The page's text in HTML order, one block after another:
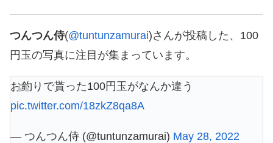
つんつん侍(@tuntunzamurai)さんが投稿した、100
円玉の写真に注目が集まっています。
お釣りで貰った100円玉がなんか違う
pic.twitter.com/18zkZ8qa8A
— つんつん侍 (@tuntunzamurai) May 28, 2022